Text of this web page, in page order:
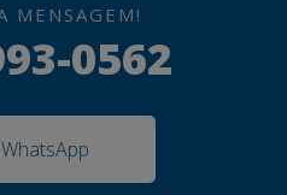
MENSAGEM!
0562